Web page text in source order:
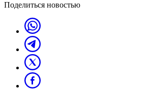
Поделиться новостью